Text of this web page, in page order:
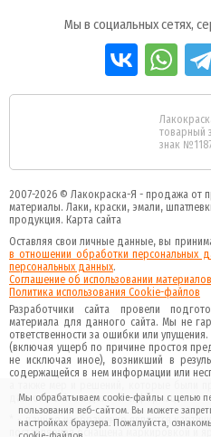
Мы в социальных сетях,
товарный
знак
2007-2026 © Лакокраска-Я - продажа от
материалы. Лаки, краски, эмали,
продукция. Карта сайта
Оставляя свои личные данные, вы
в отношении обработки персональных
персональных данных.
Соглашение об использовании
Политика использования Cookie-файлов
Разработчики сайта провели
материала для данного сайта. Мы не
ответственности за ошибки или
(включая ущерб по причине простоя
не исключая иное), возникший в
содержащейся в нем информации или
данного сайта и данной информации.
* - данное изображение является
поставляемая оснащена маркировкой и
Мы обрабатываем cookie-файлы с целью
пользования веб-сайтом. Вы можете
настройках браузера. Пожалуйста,